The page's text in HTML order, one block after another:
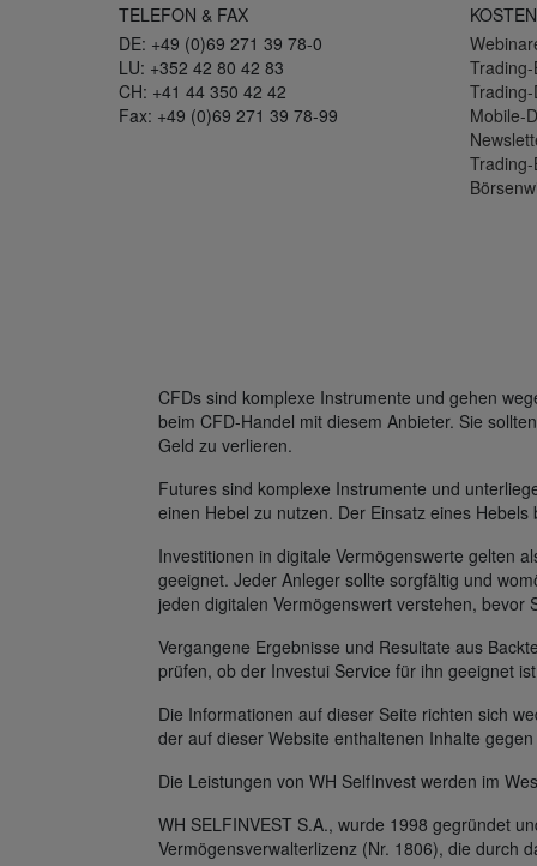
TELEFON & FAX
DE: +49 (0)69 271 39 78-0
LU: +352 42 80 42 83
CH: +41 44 350 42 42
Fax: +49 (0)69 271 39 78-99
Mobile-
CFDs sind komplexe Instrumente und gehen
beim CFD-Handel mit diesem Anbieter. Sie
Geld zu verlieren.
Futures sind komplexe Instrumente und
einen Hebel zu nutzen. Der Einsatz eines
Investitionen in digitale Vermögenswerte gelten
geeignet. Jeder Anleger sollte sorgfältig und
jeden digitalen Vermögenswert verstehen, bevor
Vergangene Ergebnisse und Resultate aus
prüfen, ob der Investui Service für ihn geeignet
Die Informationen auf dieser Seite richten sich
der auf dieser Website enthaltenen Inhalte
Die Leistungen von WH SelfInvest werden im
WH SELFINVEST S.A., wurde 1998 gegründet
Vermögensverwalterlizenz (Nr. 1806), die durch